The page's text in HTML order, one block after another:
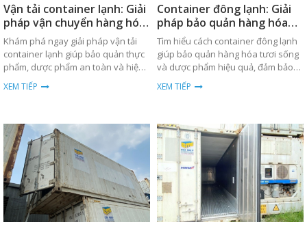
Vận tải container lạnh: Giải
pháp vận chuyển hàng hóa
an toàn
Khám phá ngay giải pháp vận tải
container lạnh giúp bảo quản thực
phẩm, dược phẩm an toàn và hiệu
quả trong quá trình vận chuyển
toàn cầu.
XEM TIẾP
Container đông lạnh: Giải
pháp bảo quản hàng hóa
hiệu quả
Tìm hiểu cách container đông lạnh
giúp bảo quản hàng hóa tươi sống
và dược phẩm hiệu quả, đảm bảo
nhiệt độ ổn định trong suốt quá
trình vận chuyển.
XEM TIẾP